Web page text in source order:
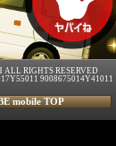
ALL RIGHTS RESERVED
9008675014Y41011
mobile TOP